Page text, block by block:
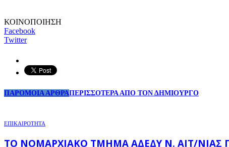
ΚΟΙΝΟΠΟΙΗΣΗ
Facebook
Twitter
ΠΑΡΟΜΟΙΑ ΑΡΘΡΑΠΕΡΙΣΣΟΤΕΡΑ ΑΠΟ ΤΟΝ ΔΗΜΙΟΥΡΓΟ
ΕΠΙΚΑΙΡΟΤΗΤΑ
ΤΟ ΝΟΜΑΡΧΙΑΚΌ ΤΜΉΜΑ ΑΔΕΔΥ Ν. ΑΙΤ/ΝΊΑΣ